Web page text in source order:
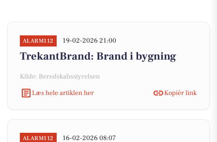
ALARM112 19-02-2026 21:00
TrekantBrand: Brand i bygning
Kilde: Beredskabsstyrelsen
Læs hele artiklen her
Kopiér link
ALARM112 16-02-2026 08:07